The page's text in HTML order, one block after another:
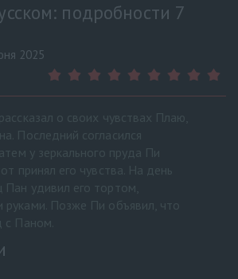
подробности 7
2025
о своих чувствах Плаю,
Последний согласился
у зеркального пруда Пи
принял его чувства. На день
удивил его тортом,
руками. Позже Пи объявил, что
с Паном.